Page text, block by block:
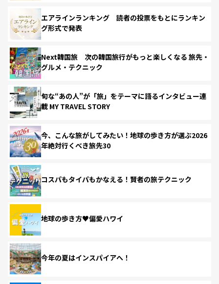
エアラインランキング 読者の投票をもとにランキン
グ形式で発表
Next韓国旅 次の韓国旅行がもっと楽しくなる 旅先・
グルメ・テクニック
旬な“あの人”が「旅」をテーマに語るインタビュー連
載 MY TRAVEL STORY
今、こんな旅がしてみたい！地球の歩き方が選ぶ2026
年絶対行くべき旅先30
コスパもタイパもかなえる！賢者の旅テクニック
地球の歩き方♥偏愛ハワイ
今年の夏はインスパイアへ！